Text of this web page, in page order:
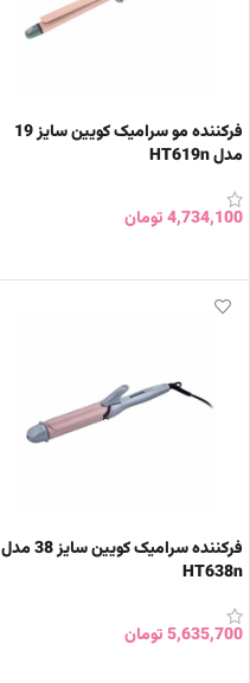
فرکننده مو سرامیک کویین سایز 19
مدل HT619n
4,734,100تومان
فرکننده سرامیک کویین سایز 38 مدل
HT638n
5,635,700تومان